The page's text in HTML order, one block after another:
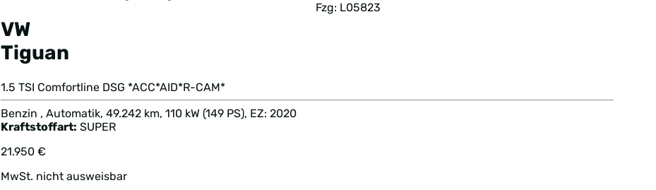
VW
Tiguan
Fzg: L05823
1.5 TSI Comfortline DSG *ACC*AID*R-CAM*
Benzin , Automatik, 49.242 km, 110 kW (149 PS), EZ: 2020
Kraftstoffart: SUPER
21.950 €
MwSt. nicht ausweisbar